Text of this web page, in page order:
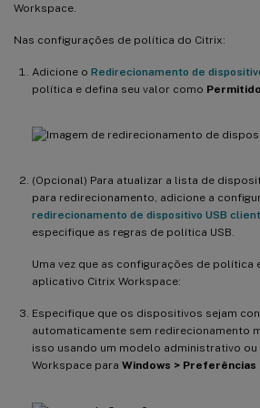
Workspace.
Nas configurações de política do Citrix:
Adicione o Redirecionamento de
política e defina seu valor como Permitido
(Opcional) Para atualizar a lista de
para redirecionamento, adicione a
redirecionamento de dispositivo USB
especifique as regras de política USB.
Uma vez que as configurações de política
aplicativo Citrix Workspace:
Especifique que os dispositivos sejam
automaticamente sem redirecionamento
isso usando um modelo administrativo
Workspace para Windows > Preferências